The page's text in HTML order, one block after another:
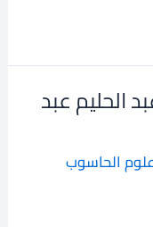
عبد الحليم عبد
الحاسوب